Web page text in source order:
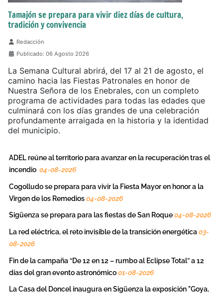
Tamajón se prepara para vivir diez días de cultura,
tradición y convivencia
Detalles
Redacción
Publicado: 06 Agosto 2026
La Semana Cultural abrirá, del 17 al 21 de agosto, el
camino hacia las Fiestas Patronales en honor de
Nuestra Señora de los Enebrales, con un completo
programa de actividades para todas las edades que
culminará con los días grandes de una celebración
profundamente arraigada en la historia y la identidad
del municipio.
ADEL reúne al territorio para avanzar en la recuperación tras el
incendio 04-08-2026
Cogolludo se prepara para vivir la Fiesta Mayor en honor a la
Virgen de los Remedios04-08-2026
Sigüenza se prepara para las fiestas de San Roque04-08-2026
La red eléctrica, el reto invisible de la transición energética03-
08-2026
Fin de la campaña “De 12 en 12 – rumbo al Eclipse Total” a 12
días del gran evento astronómico01-08-2026
La Casa del Doncel inaugura en Sigüenza la exposición "Goya,